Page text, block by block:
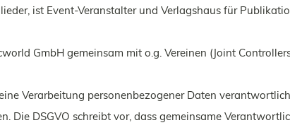
ist Event-Veranstalter und Verlagshaus für
GmbH gemeinsam mit o.g. Vereinen (Joint
Verarbeitung personenbezogener Daten
Die DSGVO schreibt vor, dass gemeinsame